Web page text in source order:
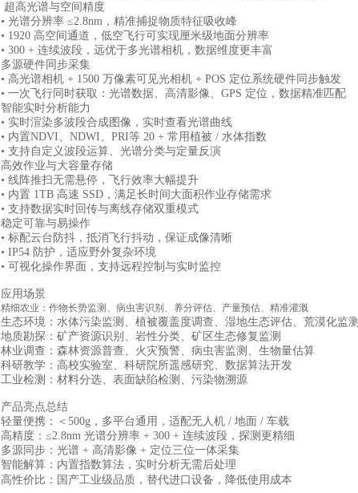
超高光谱与空间精度
• 光谱分辨率 ≤2.8nm，精准捕捉物质特征吸收峰
• 1920 高空间通道，低空飞行可实现厘米级地面分辨率
• 300 + 连续波段，远优于多光谱相机，数据维度更丰富
多源硬件同步采集
• 高光谱相机 + 1500 万像素可见光相机 + POS 定位系统硬件同步触发
• 一次飞行同时获取：光谱数据、高清影像、GPS 定位，数据精准匹配
智能实时分析能力
• 实时渲染多波段合成图像，实时查看光谱曲线
• 内置NDVI、NDWI、PRI等 20 + 常用植被 / 水体指数
• 支持自定义波段运算、光谱分类与定量反演
高效作业与大容量存储
• 线阵推扫无需悬停，飞行效率大幅提升
• 内置 1TB 高速 SSD，满足长时间大面积作业存储需求
• 支持数据实时回传与离线存储双重模式
稳定可靠与易操作
• 标配云台防抖，抵消飞行抖动，保证成像清晰
• IP54 防护，适应野外复杂环境
• 可视化操作界面，支持远程控制与实时监控
应用场景
精细农业：作物长势监测、病虫害识别、养分评估、产量预估、精准灌溉
生态环境：水体污染监测、植被覆盖度调查、湿地生态评估、荒漠化监测
地质勘探：矿产资源识别、岩性分类、矿区生态修复监测
林业调查：森林资源普查、火灾预警、病虫害监测、生物量估算
科研教学：高校实验室、科研院所遥感研究、数据算法开发
工业检测：材料分选、表面缺陷检测、污染物溯源
产品亮点总结
轻量便携：＜500g，多平台通用，适配无人机 / 地面 / 车载
高精度：≤2.8nm 光谱分辨率 + 300 + 连续波段，探测更精细
多源同步：光谱 + 高清影像 + 定位三位一体采集
智能解算：内置指数算法，实时分析无需后处理
高性价比：国产工业级品质，替代进口设备，降低使用成本